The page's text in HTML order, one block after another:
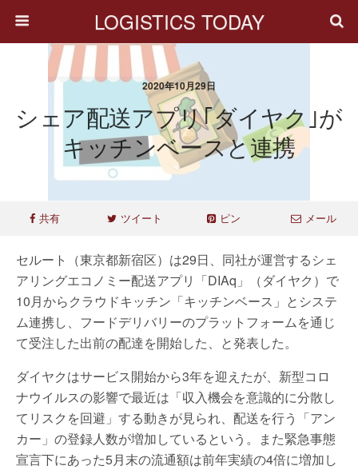
LOGISTICS TODAY
2020年10月29日
シェア配送アプリ｢ダイヤク｣が
キッチンベースと連携
共有 ツイート ピン メール
セルート（東京都新宿区）は29日、同社が運営するシェ
アリングエコノミー配送アプリ「DIAq」（ダイヤク）で
10月からクラウドキッチン「キッチンベース」とシステ
ム連携し、フードデリバリーのプラットフォームを通じ
て受注した出前の配達を開始した、と発表した。
ダイヤクはサービス開始から3年を迎えたが、新型コロ
ナウイルスの影響で最近は「収入機会を意識的に分散し
てリスクを回避」する動きが見られ、配送を行う「アン
カー」の登録人数が増加しているという。また緊急事態
宣言下にあった5月末の流通額は前年実績の4倍に増加し